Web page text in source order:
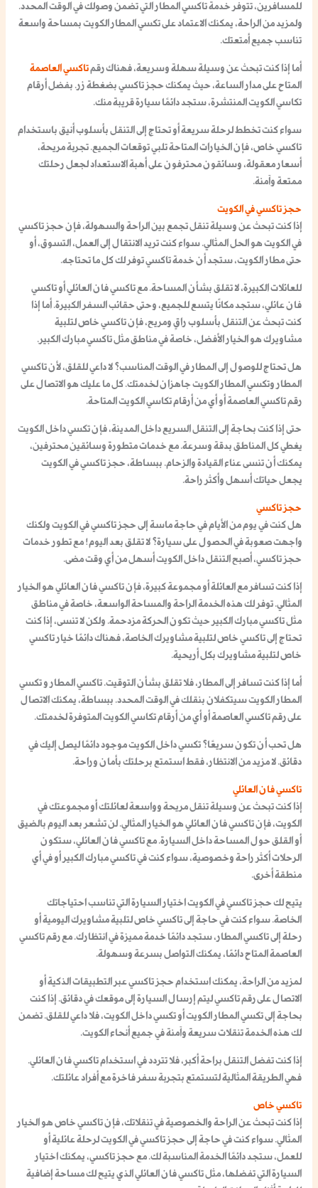
للمسافرين، تتوفر خدمةتاكسي المطار التي تضمن وصولك في الوقت المحدد.
ولمزيد من الراحة، يمكنك الاعتماد علىتكسي المطار الكويت بمساحة واسعة
تناسب جميع أمتعتك.
أما إذا كنت تبحث عن وسيلة سهلة وسريعة، فهناكرقمتاكسي العاصمة
المتاح على مدار الساعة، حيث يمكنك حجز تاكسي بضغطة زر. بفضلأرقام
تكاسي الكويتالمنتشرة، ستجد دائمًا سيارة قريبة منك.
سواء كنت تخطط لرحلة سريعة أو تحتاج إلى التنقل بأسلوب أنيق باستخدام
تاكسي خاص، فإن الخيارات المتاحة تلبي توقعات الجميع. تجربة مريحة،
أسعار معقولة، وسائقون محترفون على أهبة الاستعداد لجعل رحلتك
ممتعة وآمنة.
حجز تاكسي في الكويت
إذا كنت تبحث عن وسيلة تنقل تجمع بين الراحة والسهولة، فإن حجز تاكسي
في الكويت هو الحل المثالي. سواء كنت تريد الانتقال إلى العمل، التسوق، أو
حتى مطار الكويت، ستجد أن خدمة تاكسيتوفر لك كل ما تحتاجه.
للعائلات الكبيرة، لا تقلق بشأن المساحة. معتاكسي فان العائليأوتاكسي
فان عائلي، ستجد مكانًا يتسع للجميع، وحتى حقائب السفر الكبيرة. أما إذا
كنت تبحث عن التنقل بأسلوب راقٍ ومريح، فإنتاكسي خاص لتلبية
مشاويرك هو الخيار الأفضل، خاصة في مناطق مثلتاكسي مبارك الكبير.
هل تحتاج للوصول إلى المطار في الوقت المناسب؟ لا داعي للقلق، لأنتاكسي
المطار وتكسي المطار الكويت جاهزان لخدمتك. كل ما عليك هو الاتصال على
رقم تاكسي العاصمةأو أي منأرقام تكاسي الكويتالمتاحة.
حتى إذا كنت بحاجة إلى التنقل السريع داخل المدينة، فإنتكسي داخل الكويت
يغطي كل المناطق بدقة وسرعة. مع خدمات متطورة وسائقين محترفين،
يمكنك أن تنسى عناء القيادة والزحام. ببساطة، حجز تاكسيفي الكويت
يجعل حياتك أسهل وأكثر راحة.
حجز تاكسي
هل كنت في يوم من الأيام في حاجة ماسة إلى حجز تاكسي في الكويت ولكنك
واجهت صعوبة في الحصول على سيارة؟ لا تقلق بعد اليوم! مع تطور خدمات
حجز تاكسي، أصبح التنقل داخل الكويت أسهل من أي وقت مضى.
إذا كنت تسافر مع العائلة أو مجموعة كبيرة، فإنتاكسي فان العائلي هو الخيار
المثالي. توفر لك هذه الخدمة الراحة والمساحة الواسعة، خاصة في مناطق
مثلتاكسي مبارك الكبير حيث تكون الحركة مزدحمة. ولكن لا تنسى، إذا كنت
تحتاج إلىتاكسي خاصلتلبية مشاويرك الخاصة، فهناك دائمًا خيارتاكسي
خاص لتلبية مشاويرك بكل أريحية.
أما إذا كنت تسافر إلى المطار، فلا تقلق بشأن التوقيت.تاكسي المطار وتكسي
المطار الكويتسيتكفلان بنقلك في الوقت المحدد. ببساطة، يمكنك الاتصال
علىرقم تاكسي العاصمةأو أي منأرقام تكاسي الكويتالمتوفرة لخدمتك.
هل تحب أن تكون سريعًا؟تكسي داخل الكويتموجود دائمًا ليصل إليك في
دقائق. لا مزيد من الانتظار، فقط استمتع برحلتك بأمان وراحة.
تاكسي فان العائلي
إذا كنت تبحث عن وسيلة تنقل مريحة وواسعة لعائلتك أو مجموعتك في
الكويت، فإنتاكسي فان العائلي هو الخيار المثالي. لن تشعر بعد اليوم بالضيق
أو القلق حول المساحة داخل السيارة. معتاكسي فان العائلي، ستكون
الرحلات أكثر راحة وخصوصية، سواء كنت فيتاكسي مبارك الكبير أو في أي
منطقة أخرى.
يتيح لك حجز تاكسي في الكويتاختيار السيارة التي تناسب احتياجاتك
الخاصة. سواء كنت في حاجة إلىتاكسي خاصلتلبية مشاويرك اليومية أو
رحلة إلىتاكسي المطار، ستجد دائمًا خدمة مميزة في انتظارك. معرقم تاكسي
العاصمةالمتاح دائمًا، يمكنك التواصل بسرعة وسهولة.
لمزيد من الراحة، يمكنك استخدام حجز تاكسيعبر التطبيقات الذكية أو
الاتصال علىرقم تاكسيليتم إرسال السيارة إلى موقعك في دقائق. إذا كنت
بحاجة إلىتكسي المطار الكويتأوتكسي داخل الكويت، فلا داعي للقلق. تضمن
لك هذه الخدمة تنقلات سريعة وآمنة في جميع أنحاء الكويت.
إذا كنت تفضل التنقل براحة أكبر، فلا تتردد في استخدامتاكسي فان العائلي.
فهي الطريقة المثالية لتستمتع بتجربة سفر فاخرة مع أفراد عائلتك.
تاكسي خاص
إذا كنت تبحث عن الراحة والخصوصية في تنقلاتك، فإنتاكسي خاص هو الخيار
المثالي. سواء كنت في حاجة إلى حجز تاكسي في الكويتلرحلة عائلية أو
للعمل، ستجد دائمًا الخدمة المناسبة لك. مع حجز تاكسي، يمكنك اختيار
السيارة التي تفضلها، مثلتاكسي فان العائليالذي يتيح لك مساحة إضافية